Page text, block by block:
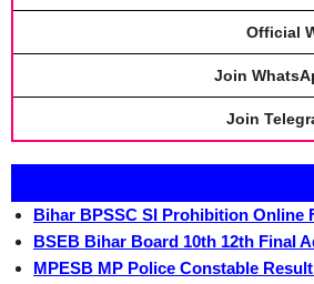
Official
Join
Join
Bihar BPSSC SI Prohibition Online
BSEB Bihar Board 10th 12th Final
MPESB MP Police Constable